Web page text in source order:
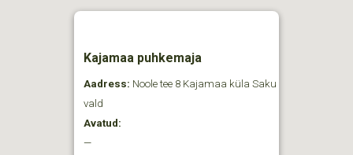
Kajamaa puhkemaja
Aadress: Noole tee 8 Kajamaa küla Saku
vald
Avatud:
—